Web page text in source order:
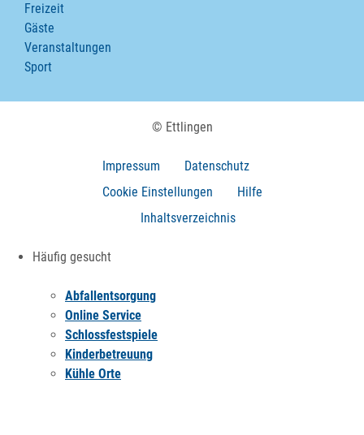
Freizeit
Gäste
Veranstaltungen
Sport
© Ettlingen
Impressum
Datenschutz
Cookie Einstellungen
Hilfe
Inhaltsverzeichnis
Häufig gesucht
Abfallentsorgung
Online Service
Schlossfestspiele
Kinderbetreuung
Kühle Orte